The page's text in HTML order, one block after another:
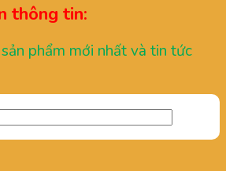
thông tin:
phẩm mới nhất và tin tức